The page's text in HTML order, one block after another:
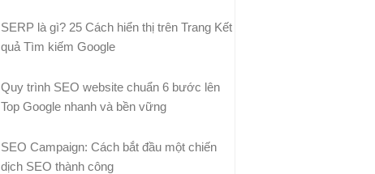
SERP là gì? 25 Cách hiển thị trên Trang Kết
quả Tìm kiếm Google
Quy trình SEO website chuẩn 6 bước lên
Top Google nhanh và bền vững
SEO Campaign: Cách bắt đầu một chiến
dịch SEO thành công